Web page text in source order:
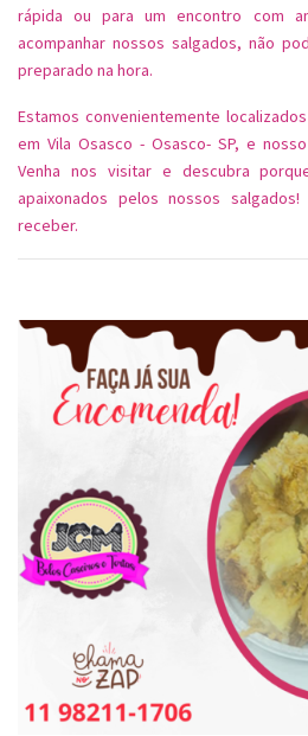
rápida ou para um encontro com
acompanhar nossos salgados, não
preparado na hora.
Estamos convenientemente
em Vila Osasco - Osasco- SP, e
Venha nos visitar e descubra
apaixonados pelos nossos
receber.